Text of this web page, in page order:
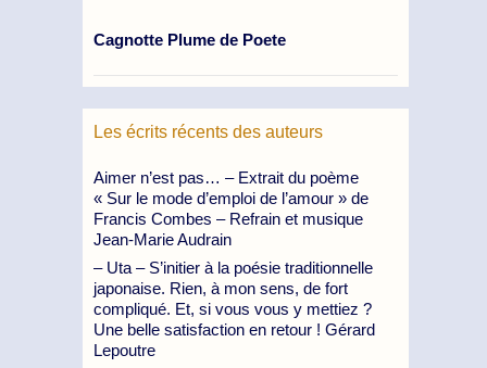
Cagnotte Plume de Poete
Les écrits récents des auteurs
Aimer n’est pas… – Extrait du poème
« Sur le mode d’emploi de l’amour » de
Francis Combes – Refrain et musique
Jean-Marie Audrain
– Uta – S’initier à la poésie traditionnelle
japonaise. Rien, à mon sens, de fort
compliqué. Et, si vous vous y mettiez ?
Une belle satisfaction en retour ! Gérard
Lepoutre